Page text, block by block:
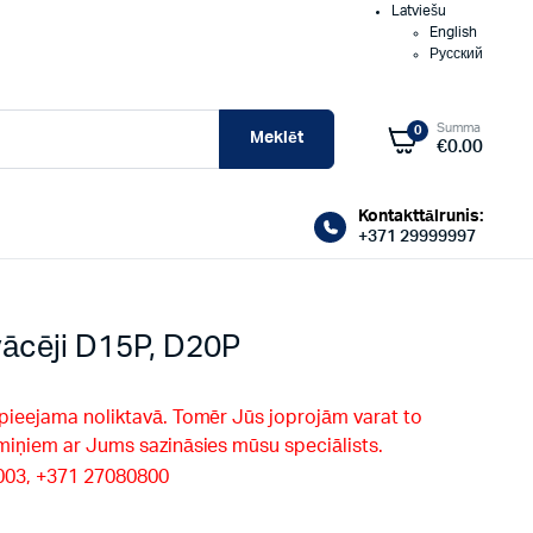
Latviešu
English
Русский
Meklēt 0 Summa
€0.00
Kontakttālrunis:
+371 29999997
D15P, D20P
noliktavā. Tomēr Jūs joprojām varat to
ar Jums sazināsies mūsu speciālists.
+371 27080800